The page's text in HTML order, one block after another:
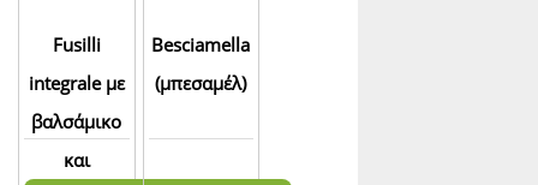
Fusilli
integrale με
βαλσάμικο
και
Besciamella
(μπεσαμέλ)